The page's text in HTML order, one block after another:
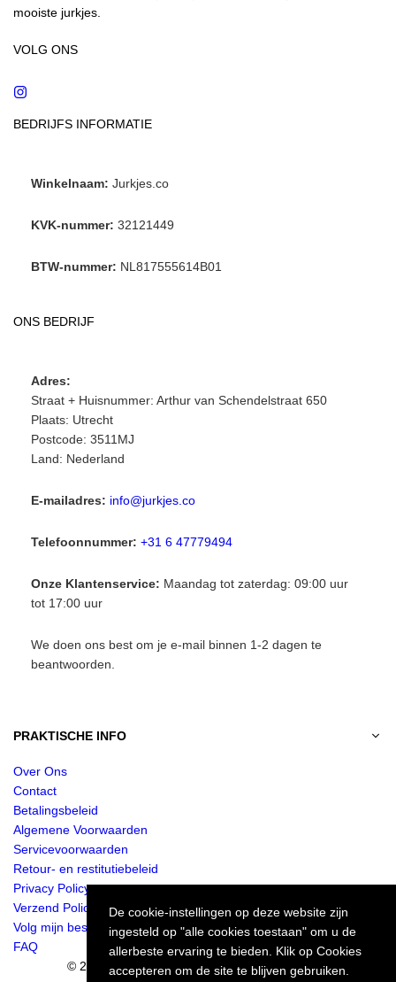
mooiste jurkjes.
VOLG ONS
BEDRIJFS INFORMATIE
Winkelnaam: Jurkjes.co
KVK-nummer: 32121449
BTW-nummer: NL817555614B01
ONS BEDRIJF
Adres:
Straat + Huisnummer: Arthur van Schendelstraat 650
Plaats: Utrecht
Postcode: 3511MJ
Land: Nederland
E-mailadres: info@jurkjes.co
Telefoonnummer: +31 6 47779494
Onze Klantenservice: Maandag tot zaterdag: 09:00 uur
tot 17:00 uur
We doen ons best om je e-mail binnen 1-2 dagen te
beantwoorden.
PRAKTISCHE INFO
Over Ons
Contact
Betalingsbeleid
Algemene Voorwaarden
Servicevoorwaarden
Retour- en restitutiebeleid
Privacy Policy
Verzend Policy
Volg mijn bestelling
FAQ
© 2024 Jurkjes.co. Alle rechten voorbehouden.
De cookie-instellingen op deze website zijn
ingesteld op "alle cookies toestaan" om u de
allerbeste ervaring te bieden. Klik op Cookies
accepteren om de site te blijven gebruiken.